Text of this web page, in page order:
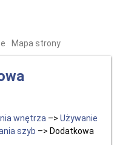
Mapa strony
wnętrza –> Używanie
szyb –> Dodatkowa